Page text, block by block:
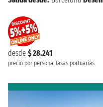
desde $ 28.241
precio por persona Tasas portuarias